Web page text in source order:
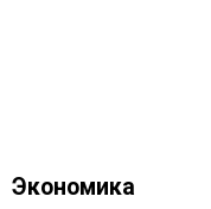
Экономика